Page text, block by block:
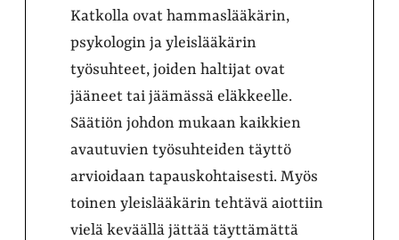
Katkolla ovat hammaslääkärin,
psykologin ja yleislääkärin
työsuhteet, joiden haltijat ovat
jääneet tai jäämässä eläkkeelle.
Säätiön johdon mukaan kaikkien
avautuvien työsuhteiden täyttö
arvioidaan tapauskohtaisesti. Myös
toinen yleislääkärin tehtävä aiottiin
vielä keväällä jättää täyttämättä